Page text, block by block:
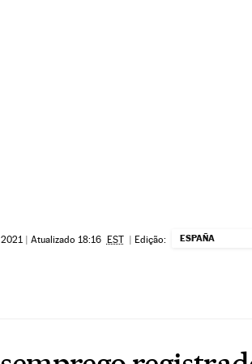
| Atualizado 18:16 EST | Edição: ESPAÑA